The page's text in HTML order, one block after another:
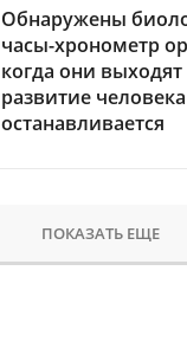
Обнаружены
часы-хронометр
когда они выходят
развитие человека
останавливается
ПОКАЗАТЬ ЕЩЕ